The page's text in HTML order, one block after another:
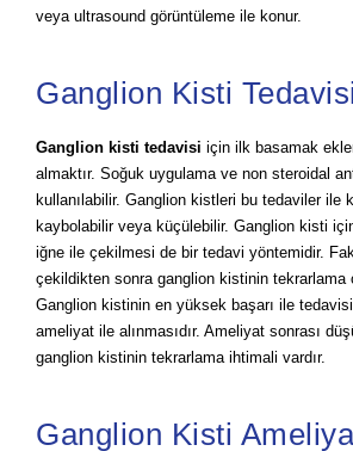
veya ultrasound görüntüleme ile konur.
Ganglion Kisti
Ganglion kisti tedavisi için ilk basamak
almaktır. Soğuk uygulama ve non steroidal
kullanılabilir. Ganglion kistleri bu tedaviler ile
kaybolabilir veya küçülebilir. Ganglion kisti
iğne ile çekilmesi de bir tedavi yöntemidir.
çekildikten sonra ganglion kistinin tekrarlama
Ganglion kistinin en yüksek başarı ile
ameliyat ile alınmasıdır. Ameliyat sonrası
ganglion kistinin tekrarlama ihtimali vardır.
Ganglion Kisti